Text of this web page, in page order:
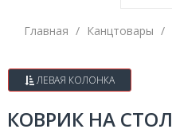
Главная Канцтовары
ЛЕВАЯ КОЛОНКА
КОВРИК НА СТОЛ